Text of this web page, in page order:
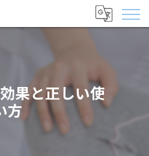
果と正しい使
方